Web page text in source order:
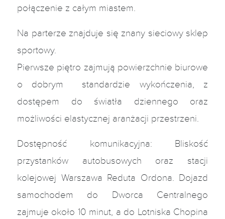
połączenie z całym miastem.
Na parterze znajduje się znany sieciowy sklep
sportowy.
Pierwsze piętro zajmują powierzchnie biurowe
o dobrym standardzie wykończenia, z
dostępem do światła dziennego oraz
możliwości elastycznej aranżacji przestrzeni.
Dostępność komunikacyjna: Bliskość
przystanków autobusowych oraz stacji
kolejowej Warszawa Reduta Ordona. Dojazd
samochodem do Dworca Centralnego
zajmuje około 10 minut, a do Lotniska Chopina